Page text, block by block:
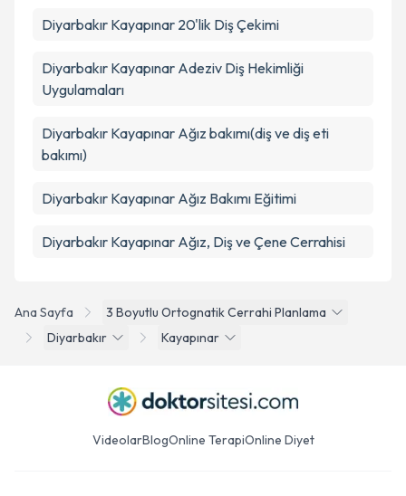
Ana Sayfa
3 Boyutlu Ortognatik Cerrahi Planlama
Diyarbakır
Kayapınar
Diyarbakır Kayapınar 20'lik Diş Çekimi
Diyarbakır Kayapınar Adeziv Diş Hekimliği
Uygulamaları
Diyarbakır Kayapınar Ağız bakımı(diş ve diş eti
bakımı)
Diyarbakır Kayapınar Ağız Bakımı Eğitimi
Diyarbakır Kayapınar Ağız, Diş ve Çene Cerrahisi
VideolarBlogOnline TerapiOnline Diyet